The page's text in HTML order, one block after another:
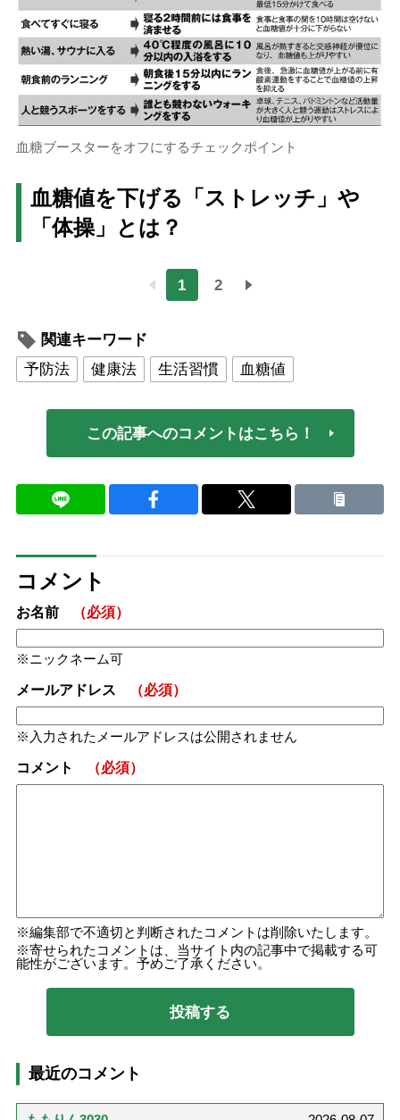
血糖ブースターをオフにするチェックポイント
血糖値を下げる「ストレッチ」や
「体操」とは？
1 2
関連キーワード
予防法
健康法 生活習慣 血糖値
この記事へのコメントはこちら！
コメント
お名前 （必須）
ニックネーム可
メールアドレス （必須）
入力されたメールアドレスは公開されません
コメント （必須）
編集部で不適切と判断されたコメントは削除いたします。
寄せられたコメントは、当サイト内の記事中で掲載する可
能性がございます。予めご了承ください。
最近のコメント